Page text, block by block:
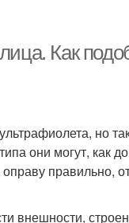
Как
но
они могут, как
правильно,
внешности,